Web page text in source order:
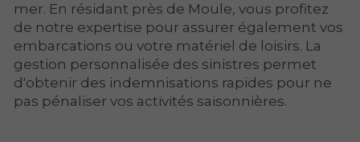
mer. En résidant près de Moule, vous profitez
de notre expertise pour assurer également vos
embarcations ou votre matériel de loisirs. La
gestion personnalisée des sinistres permet
d'obtenir des indemnisations rapides pour ne
pas pénaliser vos activités saisonnières.